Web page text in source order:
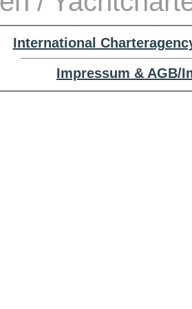
International
Impressum & AGB/